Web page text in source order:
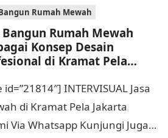
Rumah Mewah
Bangun Rumah Mewah
Konsep Desain
di Kramat Pela
588
INTERVISUAL Jasa
di Kramat Pela Jakarta
Via Whatsapp Kunjungi Juga